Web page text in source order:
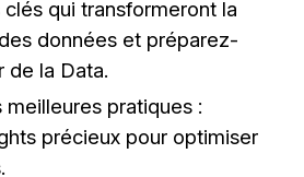
qui transformeront la
données et préparez-
de la Data.
meilleures pratiques:
précieux pour optimiser